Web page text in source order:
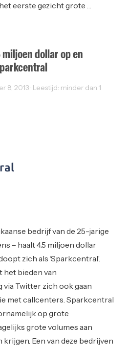
eerste gezicht grote …
dollar op en
8, 2013 · Leestijd: minder dan 1
bedrijf van de 25-jarige
– haalt 4.5 miljoen dollar
zich als ‘Sparkcentral’.
het bieden van
Twitter zich ook gaan
met callcenters. Sparkcentral
op grote
grote volumes aan
Een van deze bedrijven